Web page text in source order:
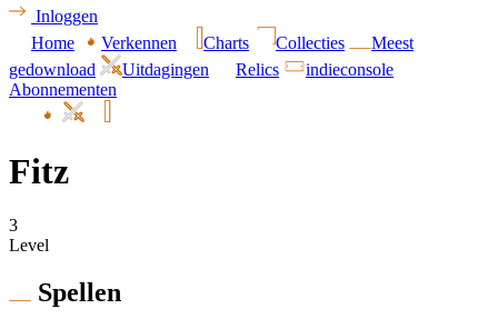
Inloggen
Home
Verkennen Charts Collecties
Meest
gedownload
Uitdagingen Relics
indieconsole
Abonnementen
Fitz
3
Level
Spellen